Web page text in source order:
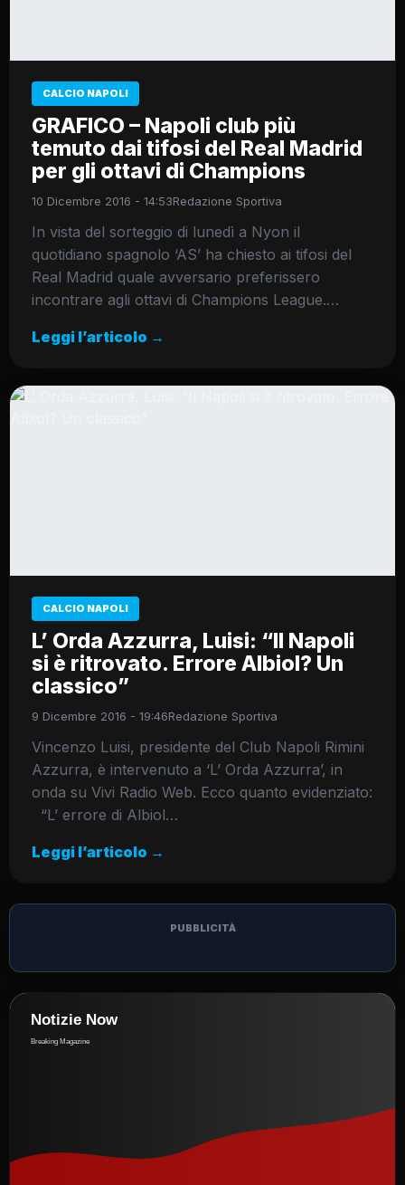
CALCIO NAPOLI
GRAFICO – Napoli club più
temuto dai tifosi del Real Madrid
per gli ottavi di Champions
10 Dicembre 2016 - 14:53Redazione Sportiva
In vista del sorteggio di lunedì a Nyon il
quotidiano spagnolo ‘AS’ ha chiesto ai tifosi del
Real Madrid quale avversario preferissero
incontrare agli ottavi di Champions League.…
Leggi l’articolo →
CALCIO NAPOLI
L’ Orda Azzurra, Luisi: “Il Napoli
si è ritrovato. Errore Albiol? Un
classico”
9 Dicembre 2016 - 19:46Redazione Sportiva
Vincenzo Luisi, presidente del Club Napoli Rimini
Azzurra, è intervenuto a ‘L’ Orda Azzurra’, in
onda su Vivi Radio Web. Ecco quanto evidenziato:
“L’ errore di Albiol…
Leggi l’articolo →
PUBBLICITÀ